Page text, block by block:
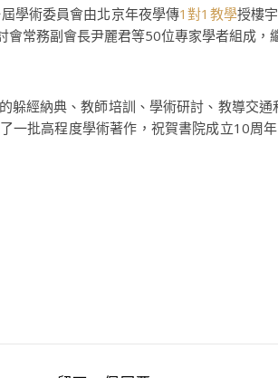
學術委員會由北京年夜學傳1對1教學授樓
常務副會長尹麗君等50位專家學者組成，
躲經納典、教師培訓、學術研討、教導交通
一批高程度學術著作，祝賀書院成立10周